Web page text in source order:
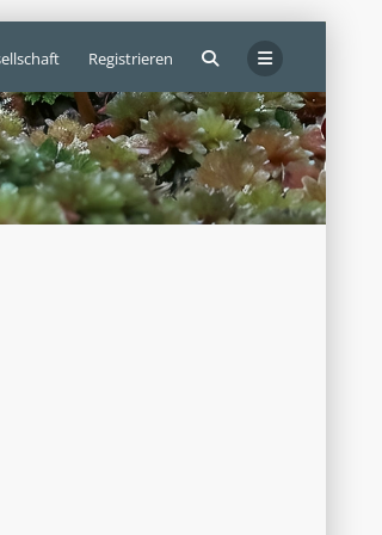
Registrieren